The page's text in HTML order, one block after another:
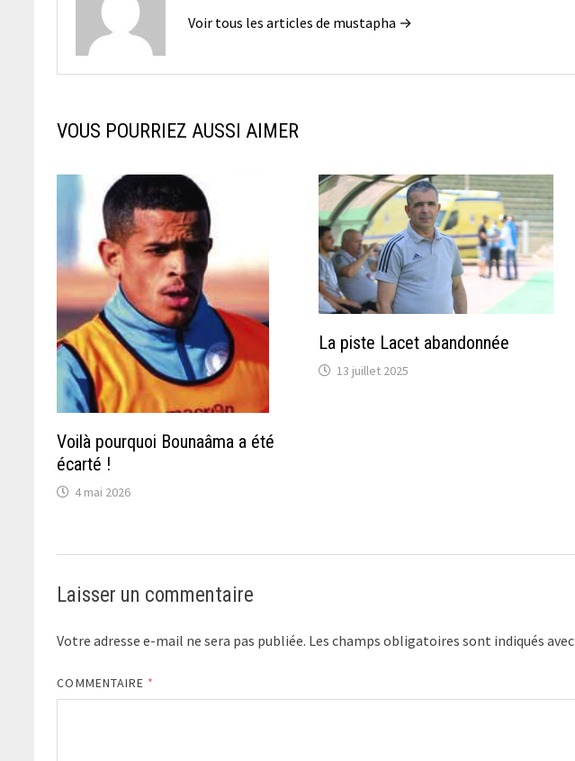
Voir tous les articles de mustapha →
VOUS POURRIEZ AUSSI AIMER
Voilà pourquoi Bounaâma a été
écarté !
4 mai 2026
La piste Lacet abandonnée
13 juillet 2025
Laisser un commentaire
Votre adresse e-mail ne sera pas publiée. Les champs obligatoires sont indiqués avec
COMMENTAIRE *